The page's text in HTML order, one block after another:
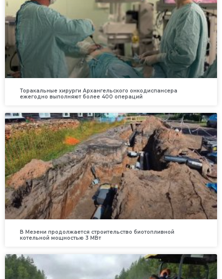
Торакальные хирурги Архангельского онкодиспансера
ежегодно выполняют более 400 операций
В Мезени продолжается строительство биотопливной
котельной мощностью 3 МВт